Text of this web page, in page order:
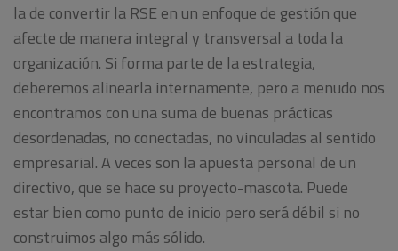
la de convertir la RSE en un enfoque de gestión que
afecte de manera integral y transversal a toda la
organización. Si forma parte de la estrategia,
deberemos alinearla internamente, pero a menudo nos
encontramos con una suma de buenas prácticas
desordenadas, no conectadas, no vinculadas al sentido
empresarial. A veces son la apuesta personal de un
directivo, que se hace su proyecto-mascota. Puede
estar bien como punto de inicio pero será débil si no
construimos algo más sólido.